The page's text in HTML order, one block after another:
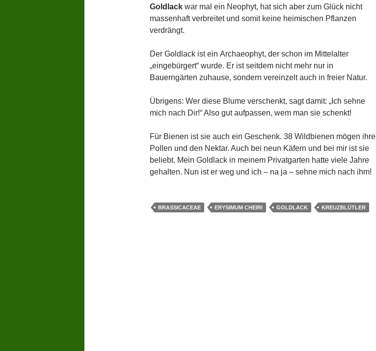
Goldlackwar mal ein Neophyt, hat sich aber zum Glück nicht
massenhaft verbreitet und somit keine heimischen Pflanzen
verdrängt.
Der Goldlack ist ein Archaeophyt, der schon im Mittelalter
„eingebürgert“ wurde. Er ist seitdem nicht mehr nur in
Bauerngärten zuhause, sondern vereinzelt auch in freier Natur.
Übrigens: Wer diese Blume verschenkt, sagt damit: „Ich sehne
mich nach Dir!“ Also gut aufpassen, wem man sie schenkt!
Für Bienen ist sie auch ein Geschenk. 38 Wildbienen mögen ihre
Pollen und den Nektar. Auch bei neun Käfern und bei mir ist sie
beliebt. Mein Goldlack in meinem Privatgarten hatte viele Jahre
gehalten. Nun ist er weg und ich – na ja – sehne mich nach ihm!
BRASSICACEAE ERYSIMUM CHEIRI GOLDLACK KREUZBLÜTLER